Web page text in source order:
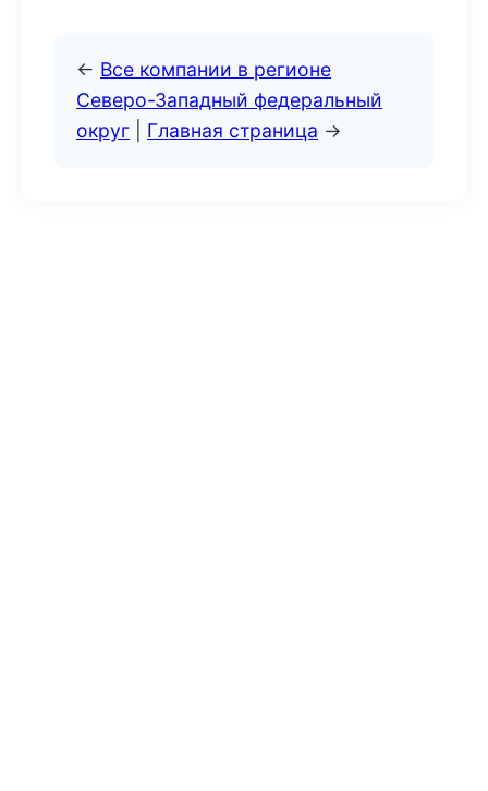
← Все компании в регионе
Северо-Западный федеральный
округ
Главная страница →